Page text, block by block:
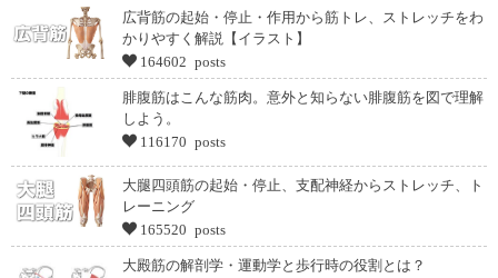
広背筋の起始・停止・作用から筋トレ、ストレッチをわ
かりやすく解説【イラスト】
164602 posts
腓腹筋はこんな筋肉。意外と知らない腓腹筋を図で理解
しよう。
116170 posts
大腿四頭筋の起始・停止、支配神経からストレッチ、ト
レーニング
165520 posts
大殿筋の解剖学・運動学と歩行時の役割とは？